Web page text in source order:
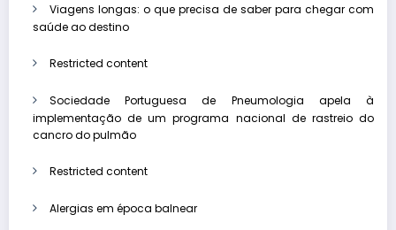
Viagens longas: o que precisa de saber para chegar com
saúde ao destino
Restricted content
Sociedade Portuguesa de Pneumologia apela à
implementação de um programa nacional de rastreio do
cancro do pulmão
Restricted content
Alergias em época balnear